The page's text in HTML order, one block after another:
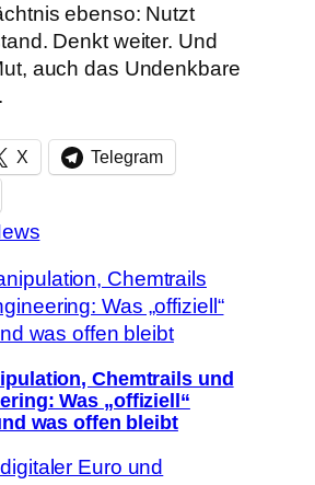
ebenso: Nutzt
Denkt weiter. Und
auch das Undenkbare
X Telegram
Chemtrails und
Was „offiziell“
was offen bleibt